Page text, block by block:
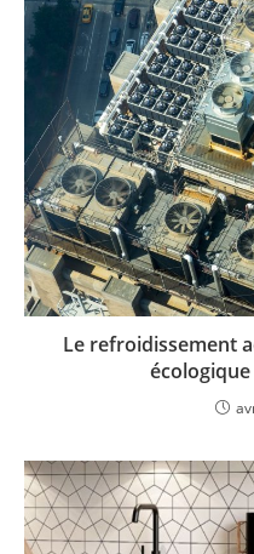
Le refroidissement